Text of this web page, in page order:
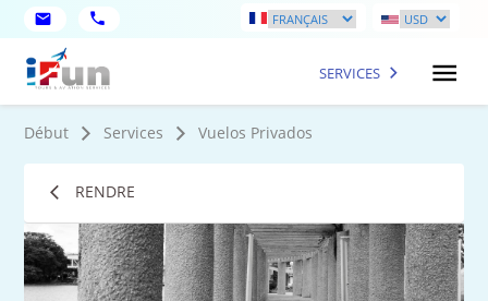
SERVICES
Début Services Vuelos Privados
RENDRE